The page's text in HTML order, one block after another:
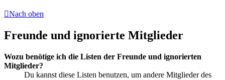
Nach oben
Freunde und ignorierte Mitglieder
Wozu benötige ich die Listen der Freunde und ignorierten
Mitglieder?
Du kannst diese Listen benutzen, um andere Mitglieder des